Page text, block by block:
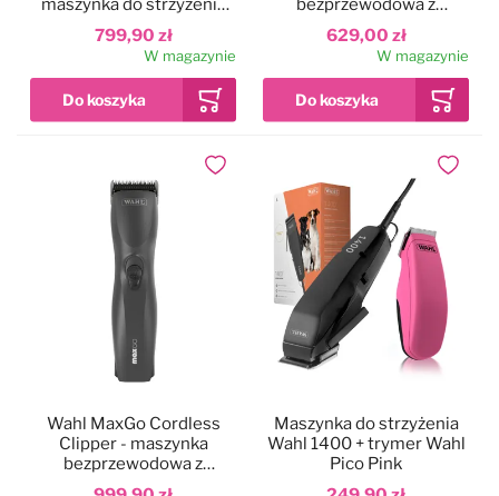
799,90 zł
psa, z silnikiem
bezszczotkowym
W magazynie
629,00 zł
regulowanym ostrzem i
jednym akumulatorem
W magazynie
Wahl MaxGo Cordless
Clipper - maszynka
bezprzewodowa z
silnikiem
Dodaj do ulubionych
Maszynka do strzyżenia
Wahl 1400 + trymer Wahl
Pico Pink
Dodaj